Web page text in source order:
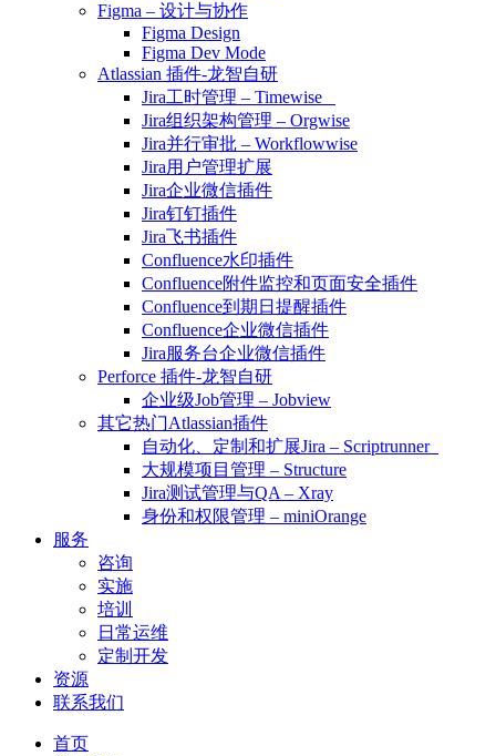
Figma – 设计与协作
Figma Design
Figma Dev Mode
Atlassian 插件-龙智自研
Jira工时管理 – Timewise
Jira组织架构管理 – Orgwise
Jira并行审批 – Workflowwise
Jira用户管理扩展
Jira企业微信插件
Jira钉钉插件
Jira飞书插件
Confluence水印插件
Confluence附件监控和页面安全插件
Confluence到期日提醒插件
Confluence企业微信插件
Jira服务台企业微信插件
Perforce 插件-龙智自研
企业级Job管理 – Jobview
其它热门Atlassian插件
自动化、定制和扩展Jira – Scriptrunner
大规模项目管理 – Structure
Jira测试管理与QA – Xray
身份和权限管理 – miniOrange
服务
咨询
实施
培训
日常运维
定制开发
资源
联系我们
首页